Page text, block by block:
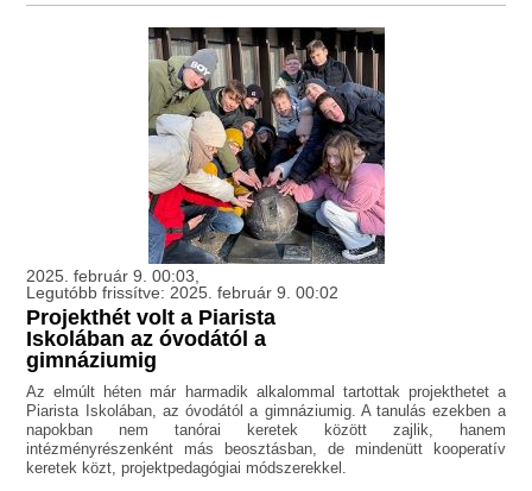
2025. február 9. 00:03,
Legutóbb frissítve: 2025. február 9. 00:02
Projekthét volt a Piarista
Iskolában az óvodától a
gimnáziumig
Az elmúlt héten már harmadik alkalommal tartottak projekthetet a
Piarista Iskolában, az óvodától a gimnáziumig. A tanulás ezekben a
napokban nem tanórai keretek között zajlik, hanem
intézményrészenként más beosztásban, de mindenütt kooperatív
keretek közt, projektpedagógiai módszerekkel.